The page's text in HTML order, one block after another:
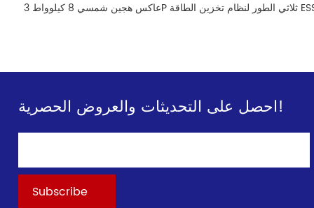
احصل على التحديثات والعروض الحصرية!